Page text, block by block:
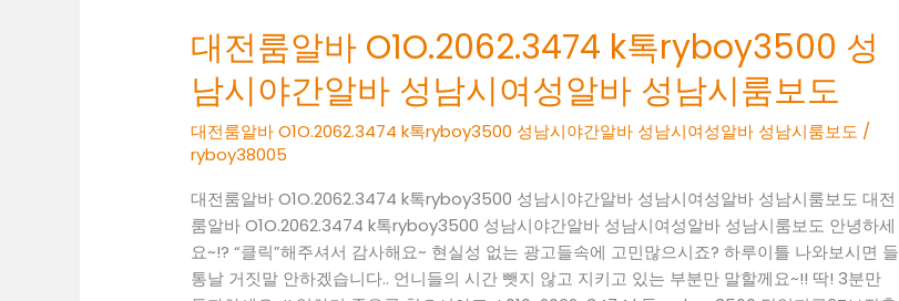
대전룸알바 O1O.2062.3474 k톡ryboy3500 성
남시야간알바 성남시여성알바 성남시룸보도
대전룸알바 O1O.2062.3474 k톡ryboy3500 성남시야간알바 성남시여성알바 성남시룸보도 /
ryboy38005
대전룸알바 O1O.2062.3474 k톡ryboy3500 성남시야간알바 성남시여성알바 성남시룸보도 대전
룸알바 O1O.2062.3474 k톡ryboy3500 성남시야간알바 성남시여성알바 성남시룸보도 안녕하세
요~!? “클릭”해주셔서 감사해요~ 현실성 없는 광고들속에 고민많으시죠? 하루이틀 나와보시면 들
통날 거짓말 안하겠습니다.. 언니들의 시간 뺏지 않고 지키고 있는 부분만 말할께요~!! 딱! 3분만
알
O1O.2062.3474
톡
ryboy3500
성
남
시
야